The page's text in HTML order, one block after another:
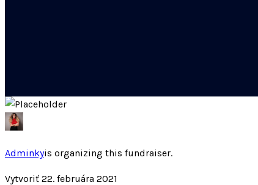
Adminkyis organizing this fundraiser.
Vytvoriť 22. februára 2021